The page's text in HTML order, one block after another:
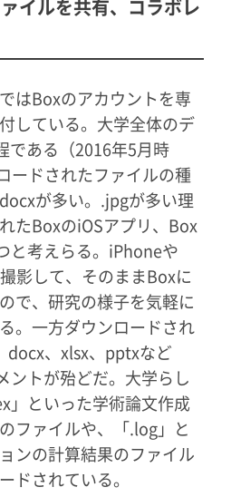
イルを共有、コラボレ
はBoxのアカウントを専
している。大学全体のデ
である（2016年5月時
ードされたファイルの種
が多い。.jpgが多い理
たBoxのiOSアプリ、Box
と考えらる。iPhoneや
影して、そのままBoxに
で、研究の様子を気軽に
。一方ダウンロードされ
docx、xlsx、pptxなど
ントが殆どだ。大学らし
」といった学術論文作成
ファイルや、「.log」と
ンの計算結果のファイル
ドされている。